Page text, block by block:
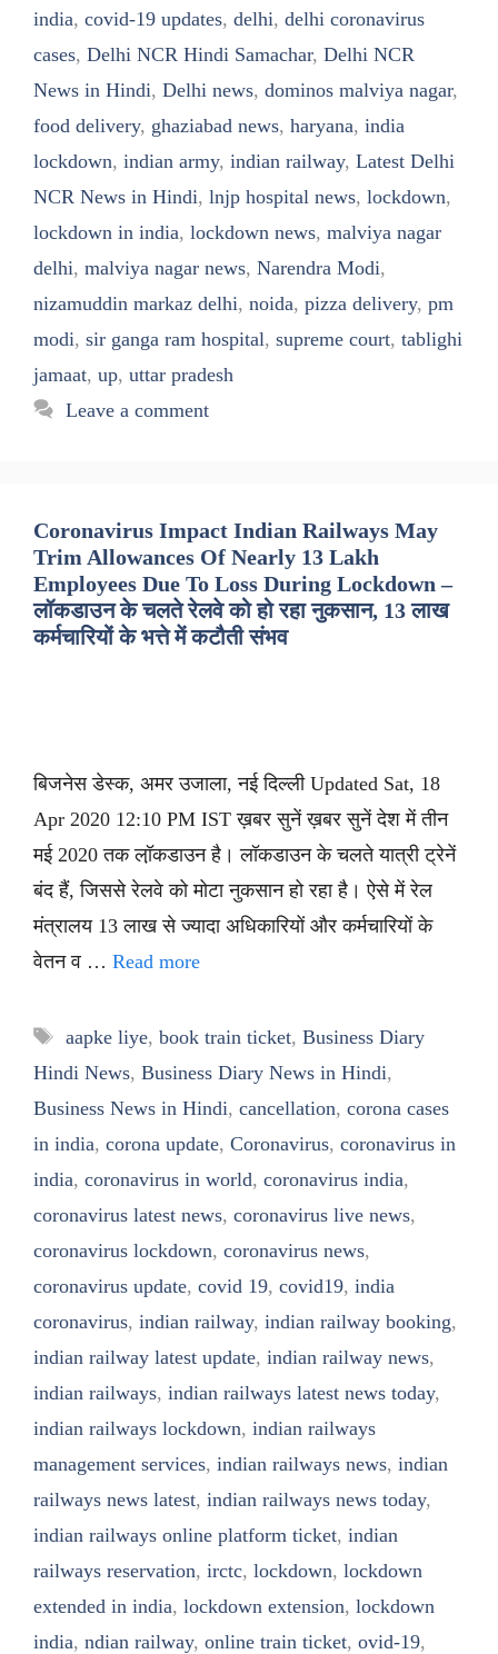
india, covid-19 updates, delhi, delhi coronavirus
cases, Delhi NCR Hindi Samachar, Delhi NCR
News in Hindi, Delhi news, dominos malviya nagar,
food delivery, ghaziabad news, haryana, india
lockdown, indian army, indian railway, Latest Delhi
NCR News in Hindi, lnjp hospital news, lockdown,
lockdown in india, lockdown news, malviya nagar
delhi, malviya nagar news, Narendra Modi,
nizamuddin markaz delhi, noida, pizza delivery, pm
modi, sir ganga ram hospital, supreme court, tablighi
jamaat, up, uttar pradesh
Leave a comment
Coronavirus Impact Indian Railways May
Trim Allowances Of Nearly 13 Lakh
Employees Due To Loss During Lockdown –
लॉकडाउन के चलते रेलवे को हो रहा नुकसान, 13 लाख
कर्मचारियों के भत्ते में कटौती संभव
बिजनेस डेस्क, अमर उजाला, नई दिल्ली Updated Sat, 18
Apr 2020 12:10 PM IST ख़बर सुनें ख़बर सुनें देश में तीन
मई 2020 तक लॉ़कडाउन है। लॉकडाउन के चलते यात्री ट्रेनें
बंद हैं, जिससे रेलवे को मोटा नुकसान हो रहा है। ऐसे में रेल
मंत्रालय 13 लाख से ज्यादा अधिकारियों और कर्मचारियों के
वेतन व … Read more
Tags
aapke liye, book train ticket, Business Diary
Hindi News, Business Diary News in Hindi,
Business News in Hindi, cancellation, corona cases
in india, corona update, Coronavirus, coronavirus in
india, coronavirus in world, coronavirus india,
coronavirus latest news, coronavirus live news,
coronavirus lockdown, coronavirus news,
coronavirus update, covid 19, covid19, india
coronavirus, indian railway, indian railway booking,
indian railway latest update, indian railway news,
indian railways, indian railways latest news today,
indian railways lockdown, indian railways
management services, indian railways news, indian
railways news latest, indian railways news today,
indian railways online platform ticket, indian
railways reservation, irctc, lockdown, lockdown
extended in india, lockdown extension, lockdown
india, ndian railway, online train ticket, ovid-19,